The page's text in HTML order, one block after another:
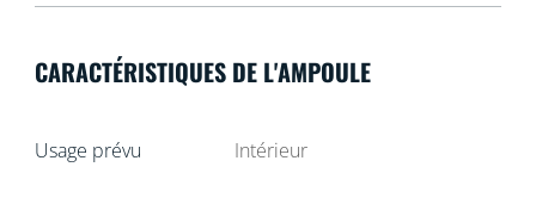
CARACTÉRISTIQUES DE L'AMPOULE
Usage prévu Intérieur